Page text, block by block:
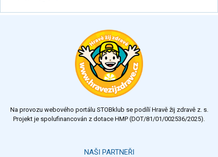
Fastfood
Studená kuchyně, lahůdkářské výrobky
Na provozu webového portálu STOBklub se podílí Hravě žij zdravě z. s.
Projekt je spolufinancován z dotace HMP (DOT/81/01/002536/2025).
NAŠI PARTNEŘI